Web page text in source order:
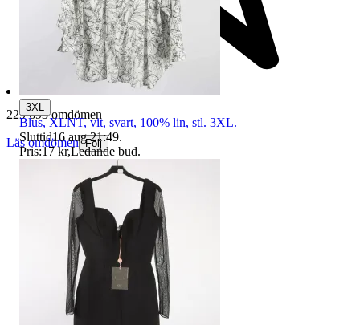
229 693 omdömen
Läs omdömen Följ
3XL
Blus, XLNT, vit, svart, 100% lin, stl. 3XL.
Sluttid16 aug 21:49.
Pris:17 kr,Ledande bud.